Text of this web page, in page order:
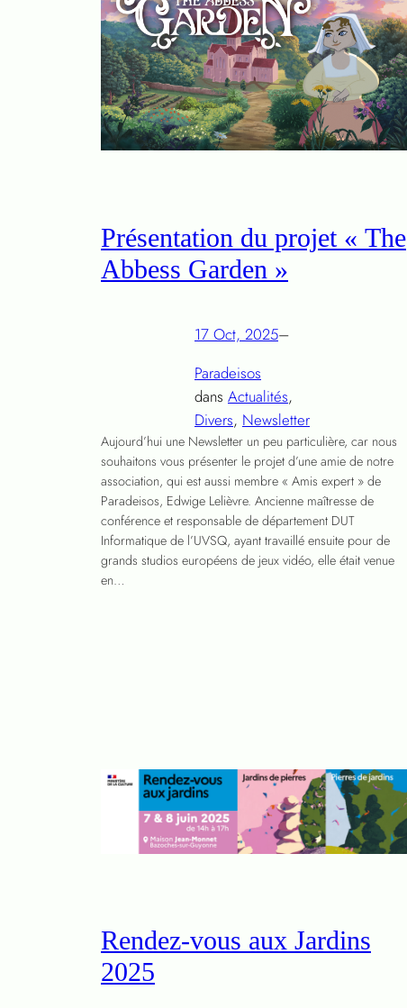
Présentation du projet « The
Abbess Garden »
17 Oct, 2025–
Paradeisos
dans Actualités
Divers, Newsletter
Aujourd’hui une Newsletter un peu particulière, car nous
souhaitons vous présenter le projet d’une amie de notre
association, qui est aussi membre « Amis expert » de
Paradeisos, Edwige Lelièvre. Ancienne maîtresse de
conférence et responsable de département DUT
Informatique de l’UVSQ, ayant travaillé ensuite pour de
grands studios européens de jeux vidéo, elle était venue
en…
Rendez-vous aux Jardins
2025